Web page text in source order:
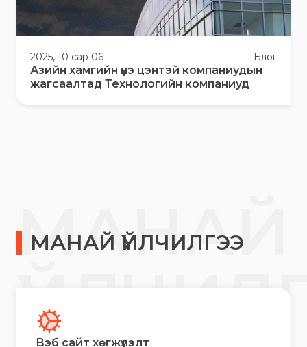
2025, 10 сар 06 Блог
Азийн хамгийн үнэ цэнтэй компаниудын
жагсаалтад Технологийн компаниуд
МАНАЙ ҮЙЛЧИЛГЭЭ
МАНАЙ
Вэб сайт хөгжүүлэлт